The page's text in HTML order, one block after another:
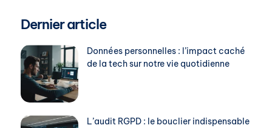
Dernier article
Données personnelles : l’impact caché
de la tech sur notre vie quotidienne
L’audit RGPD : le bouclier indispensable